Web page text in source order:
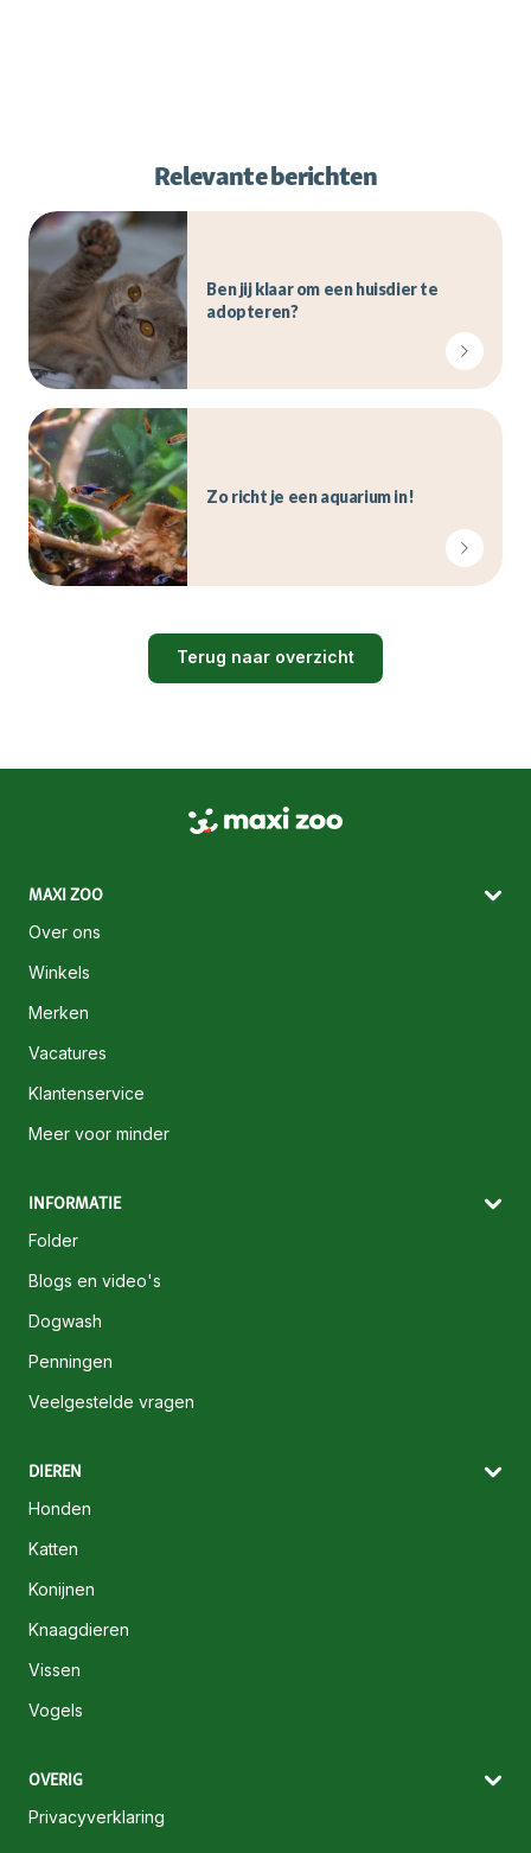
Relevante berichten
Ben jij klaar om een huisdier te
adopteren?
Zo richt je een aquarium in!
Terug naar overzicht
MAXI ZOO
Over ons
Winkels
Merken
Vacatures
Klantenservice
Meer voor minder
INFORMATIE
Folder
Blogs en video's
Dogwash
Penningen
Veelgestelde vragen
DIEREN
Honden
Katten
Konijnen
Knaagdieren
Vissen
Vogels
OVERIG
Privacyverklaring